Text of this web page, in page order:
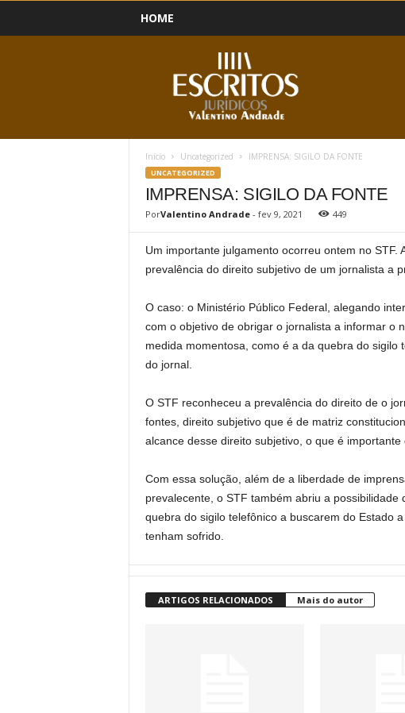
HOME
Início Uncategorized IMPRENSA: SIGILO DA FONTE
UNCATEGORIZED
IMPRENSA: SIGILO DA FONTE
PorValentino Andrade- fev 9, 2021 449
Um importante julgamento ocorreu ontem no STF.
prevalência do direito subjetivo de um jornalista a
O caso: o Ministério Público Federal, alegando
com o objetivo de obrigar o jornalista a informar o
medida momentosa, como é a da quebra do
do jornal.
O STF reconheceu a prevalência do direito de o
fontes, direito subjetivo que é de matriz
alcance desse direito subjetivo, o que é
Com essa solução, além de a liberdade de
prevalecente, o STF também abriu a
quebra do sigilo telefônico a buscarem do Estado
tenham sofrido.
ARTIGOS RELACIONADOS Mais do autor